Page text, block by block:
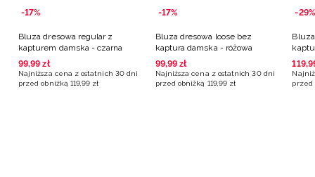
-17%
Bluza dresowa regular z
kapturem damska - czarna
99,99 zł
Najniższa cena z ostatnich 30 dni
przed obniżką 119,99 zł
-17%
Bluza dresowa loose bez
kaptura damska - różowa
99,99 zł
Najniższa cena z ostatnich 30 dni
przed obniżką 119,99 zł
-29%
119,
przed